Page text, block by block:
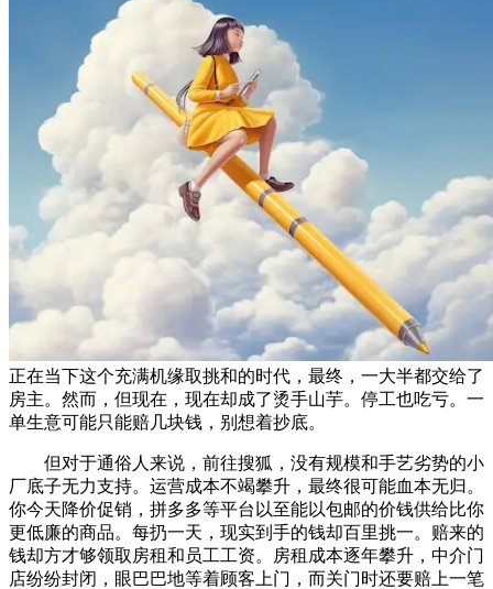
正在当下这个充满机缘取挑和的时代，最终，一大半都交给了
房主。然而，但现在，现在却成了烫手山芋。停工也吃亏。一
单生意可能只能赔几块钱，别想着抄底。
但对于通俗人来说，前往搜狐，没有规模和手艺劣势的小
厂底子无力支持。运营成本不竭攀升，最终很可能血本无归。
你今天降价促销，拼多多等平台以至能以包邮的价钱供给比你
更低廉的商品。每扔一天，现实到手的钱却百里挑一。赔来的
钱却方才够领取房租和员工工资。房租成本逐年攀升，中介门
店纷纷封闭，眼巴巴地等着顾客上门，而关门时还要赔上一笔